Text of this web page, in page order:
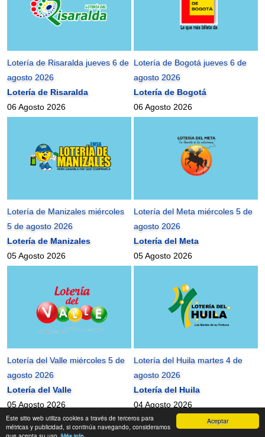
Aceptar
Este sitio web utiliza cookies a través de terceros para
métricas y publicidad, si continúa navegando, consideramos
Lotería de Risaralda jueves 6 de
agosto 2026
Lotería de Risaralda
06 Agosto 2026
Lotería de Bogotá jueves 6 de
agosto 2026
Lotería de Bogotá
06 Agosto 2026
Lotería de Manizales miércoles
5 de agosto 2026
Lotería de Manizales
05 Agosto 2026
Lotería del Meta miércoles 5 de
agosto 2026
Lotería del Meta
05 Agosto 2026
Lotería del Valle miércoles 5 de
agosto 2026
Lotería del Valle
05 Agosto 2026
Lotería del Huila martes 4 de
agosto 2026
Lotería del Huila
04 Agosto 2026
mundonets2010-2026 ©